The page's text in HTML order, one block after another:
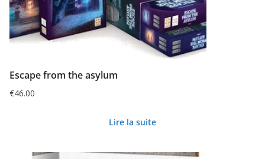
Escape from the asylum
€46.00
Lire la suite